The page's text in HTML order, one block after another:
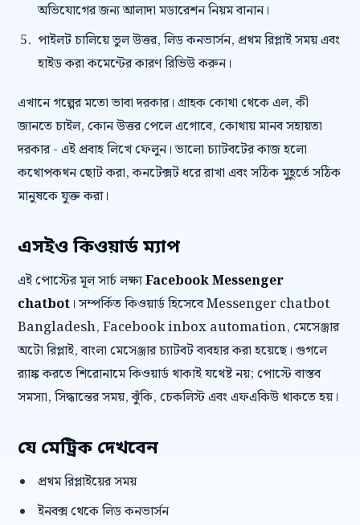
অভিযোগের জন্য আলাদা মডারেশন নিয়ম বানান।
পাইলট চালিয়ে ভুল উত্তর, লিড কনভার্সন, প্রথম রিপ্লাই সময় এবং
হাইড করা কমেন্টের কারণ রিভিউ করুন।
এখানে গল্পের মতো ভাবা দরকার। গ্রাহক কোথা থেকে এল, কী
জানতে চাইল, কোন উত্তর পেলে এগোবে, কোথায় মানব সহায়তা
দরকার - এই প্রবাহ লিখে ফেলুন। ভালো চ্যাটবটের কাজ হলো
কথোপকথন ছোট করা, কনটেক্সট ধরে রাখা এবং সঠিক মুহূর্তে সঠিক
মানুষকে যুক্ত করা।
এসইও কিওয়ার্ড ম্যাপ
এই পোস্টের মূল সার্চ লক্ষ্যFacebook Messenger
chatbot । সম্পর্কিত কিওয়ার্ড হিসেবে Messenger chatbot
Bangladesh, Facebook inbox automation, মেসেঞ্জার
অটো রিপ্লাই, বাংলা মেসেঞ্জার চ্যাটবট ব্যবহার করা হয়েছে। গুগলে
র‍্যাঙ্ক করতে শিরোনামে কিওয়ার্ড থাকাই যথেষ্ট নয়; পোস্টে বাস্তব
সমস্যা, সিদ্ধান্তের সময়, ঝুঁকি, চেকলিস্ট এবং এফএকিউ থাকতে হয়।
যে মেট্রিক দেখবেন
প্রথম রিপ্লাইয়ের সময়
ইনবক্স থেকে লিড কনভার্সন